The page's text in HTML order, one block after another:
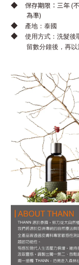
◆ 保存期限：三年 (
為準)
◆ 產地：泰國
◆
使用方式：洗髮後
留數分鐘後，再以